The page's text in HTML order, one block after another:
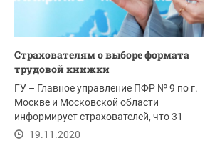
Страхователям о выборе формата
трудовой книжки
ГУ – Главное управление ПФР № 9 по г.
Москве и Московской области
информирует страхователей, что 31
октября...
19.11.2020